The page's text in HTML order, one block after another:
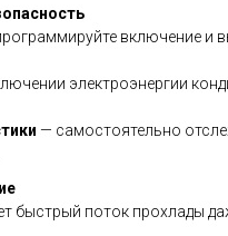
включение и
электроэнергии
— самостоятельно
быстрый поток прохлады